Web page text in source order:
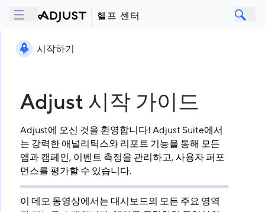
헬프 센터
시작하기
Adjust 시작 가이드
Adjust에 오신 것을 환영합니다! Adjust Suite에서
는 강력한 애널리틱스와 리포트 기능을 통해 모든
앱과 캠페인, 이벤트 측정을 관리하고, 사용자 퍼포
먼스를 평가할 수 있습니다.
이 데모 동영상에서는 대시보드의 모든 주요 영역